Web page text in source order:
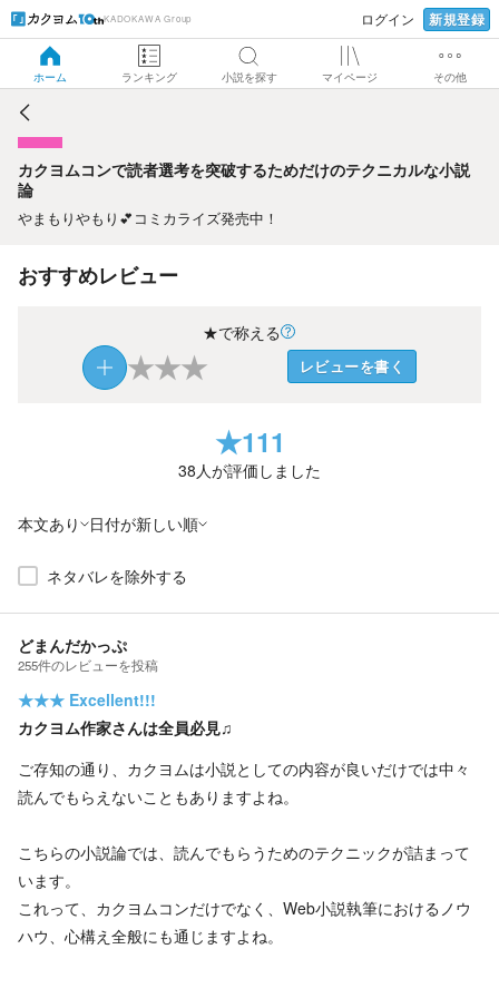
KADOKAWA Group ログイン 新規登録
ホーム ランキング 小説を探す マイページ その他
カクヨムコンで読者選考を突破するためだけのテクニカルな
小説論
カクヨムコンで読者選考を突破するためだけのテクニカルな小説
論
やまもりやもり💕コミカライズ発売中！
おすすめレビュー
★で称える
★★★ レビューを書く
★111
38人が評価しました
本文あり 日付が新しい順
ネタバレを除外する
どまんだかっぷ
255件のレビューを投稿
★★★ Excellent!!!
カクヨム作家さんは全員必見♫
ご存知の通り、カクヨムは小説としての内容が良いだけでは中々
読んでもらえないこともありますよね。
こちらの小説論では、読んでもらうためのテクニックが詰まって
います。
これって、カクヨムコンだけでなく、Web小説執筆におけるノウ
ハウ、心構え全般にも通じますよね。